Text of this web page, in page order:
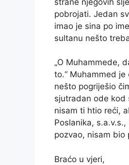
pobrojati. Jedan
imao je sina po
sultanu nešto
„O Muhammede,
to.“ Muhammed
nešto pogriješio
sjutradan ode kod
nisam ti htio reći,
Poslanika,
pozvao, nisam bio
Braćo u vjeri,